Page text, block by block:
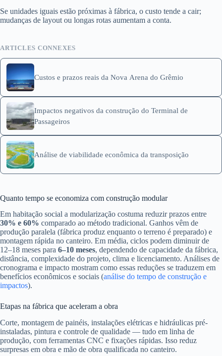
Se unidades iguais estão próximas à fábrica, o custo tende a cair;
mudanças de layout ou longas rotas aumentam a conta.
ARTICLES CONNEXES
Custos e prazos reais da Nova Arena do Grêmio
Impactos negativos da construção do Terminal de
Passageiros
Análise de viabilidade econômica da transposição
Quanto tempo se economiza com construção modular
Em habitação social a modularização costuma reduzir prazos entre
30% e 60% comparado ao método tradicional. Ganhos vêm de
produção paralela (fábrica produz enquanto o terreno é preparado) e
montagem rápida no canteiro. Em média, ciclos podem diminuir de
12–18 meses para 6–10 meses, dependendo de capacidade da fábrica,
distância, complexidade do projeto, clima e licenciamento. Análises de
cronograma e impacto mostram como essas reduções se traduzem em
benefícios econômicos e sociais (análise do tempo de construção e
impactos).
Etapas na fábrica que aceleram a obra
Corte, montagem de painéis, instalações elétricas e hidráulicas pré-
instaladas, pintura e controle de qualidade — tudo em linha de
produção, com ferramentas CNC e fixações rápidas. Isso reduz
surpresas em obra e mão de obra qualificada no canteiro.